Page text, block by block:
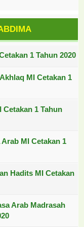
1 Tahun 2020
MI Cetakan 1
1 Tahun
MI Cetakan 1
Hadits MI Cetakan
Arab Madrasah